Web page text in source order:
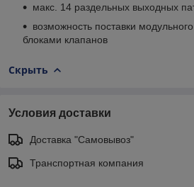
макс. 14 раздельных выходных
возможность поставки
блоками клапанов
Скрыть
Условия доставки
Доставка "Самовывоз"
Транспортная компания